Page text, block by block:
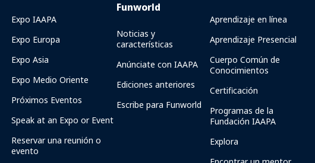
Expo IAAPA
Expo Europa
Expo Asia
Expo Medio Oriente
Próximos Eventos
Speak at an Expo or Event
Reservar una reunión o
evento
Funworld
Noticias y
características
Anúnciate con IAAPA
Ediciones anteriores
Escribe para Funworld
Aprendizaje en línea
Aprendizaje Presencial
Cuerpo Común de
Conocimientos
Certificación
Programas de la
Fundación IAAPA
Explora